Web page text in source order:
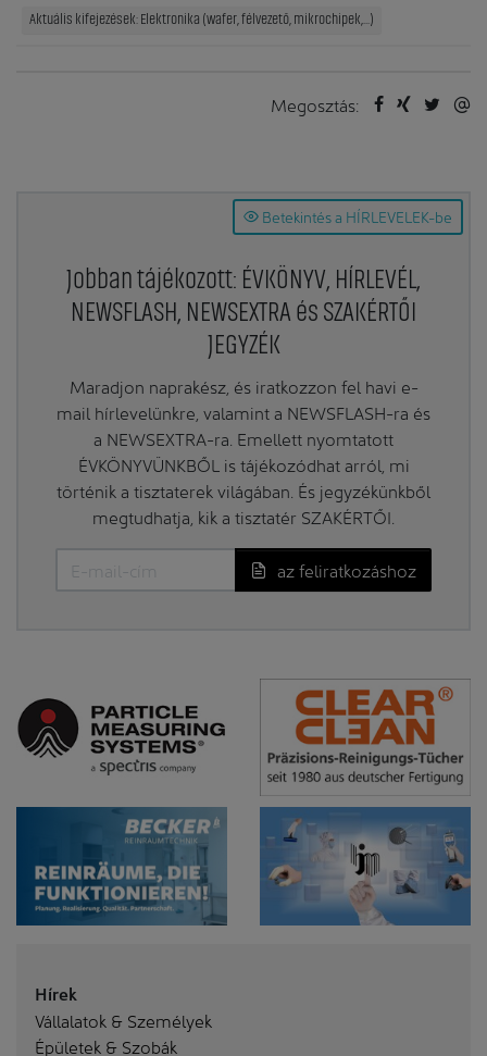
Aktuális kifejezések: Elektronika (wafer, félvezető, mikrochipek,...)
Megosztás:
Betekintés a HÍRLEVELEK-be
Jobban tájékozott: ÉVKÖNYV, HÍRLEVÉL,
NEWSFLASH, NEWSEXTRA és SZAKÉRTŐI
JEGYZÉK
Maradjon naprakész, és iratkozzon fel havi e-
mail hírlevelünkre, valamint a NEWSFLASH-ra és
a NEWSEXTRA-ra. Emellett nyomtatott
ÉVKÖNYVÜNKBŐL is tájékozódhat arról, mi
történik a tisztaterek világában. És jegyzékünkből
megtudhatja, kik a tisztatér SZAKÉRTŐI.
az feliratkozáshoz
Hírek
Vállalatok & Személyek
Épületek & Szobák